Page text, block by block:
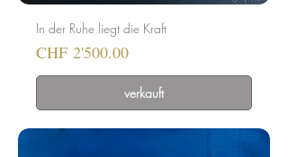
In der Ruhe liegt die Kraft
Preis
CHF 2'500.00
verkauft